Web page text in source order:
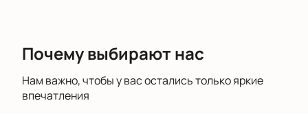
сюжета — юная русалка с необычным даром и
свою мечту — петь. Однако родители, опасаясь за
её безопасность, подавляют её стремление к
Почему выбирают нас
Нам важно, чтобы у вас остались только яркие
впечатления